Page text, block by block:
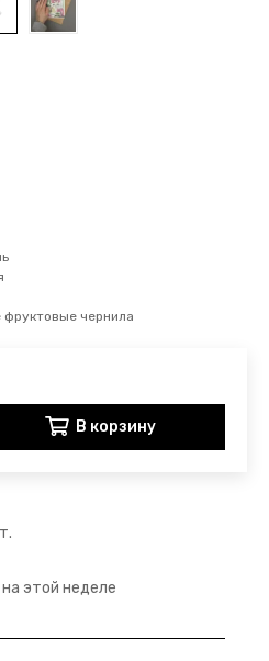
фруктовые чернила
В корзину
этой неделе